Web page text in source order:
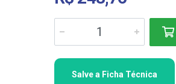
Salve a Ficha Técnica